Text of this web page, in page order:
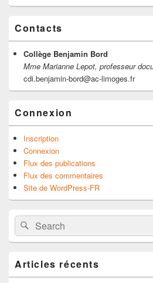
Contacts
Collège Benjamin Bord
Mme Marianne Lepot, professeur
cdi.benjamin-bord@ac-limoges.fr
Connexion
Inscription
Connexion
Flux des publications
Flux des commentaires
Site de WordPress-FR
Search
for:
Search
Articles récents